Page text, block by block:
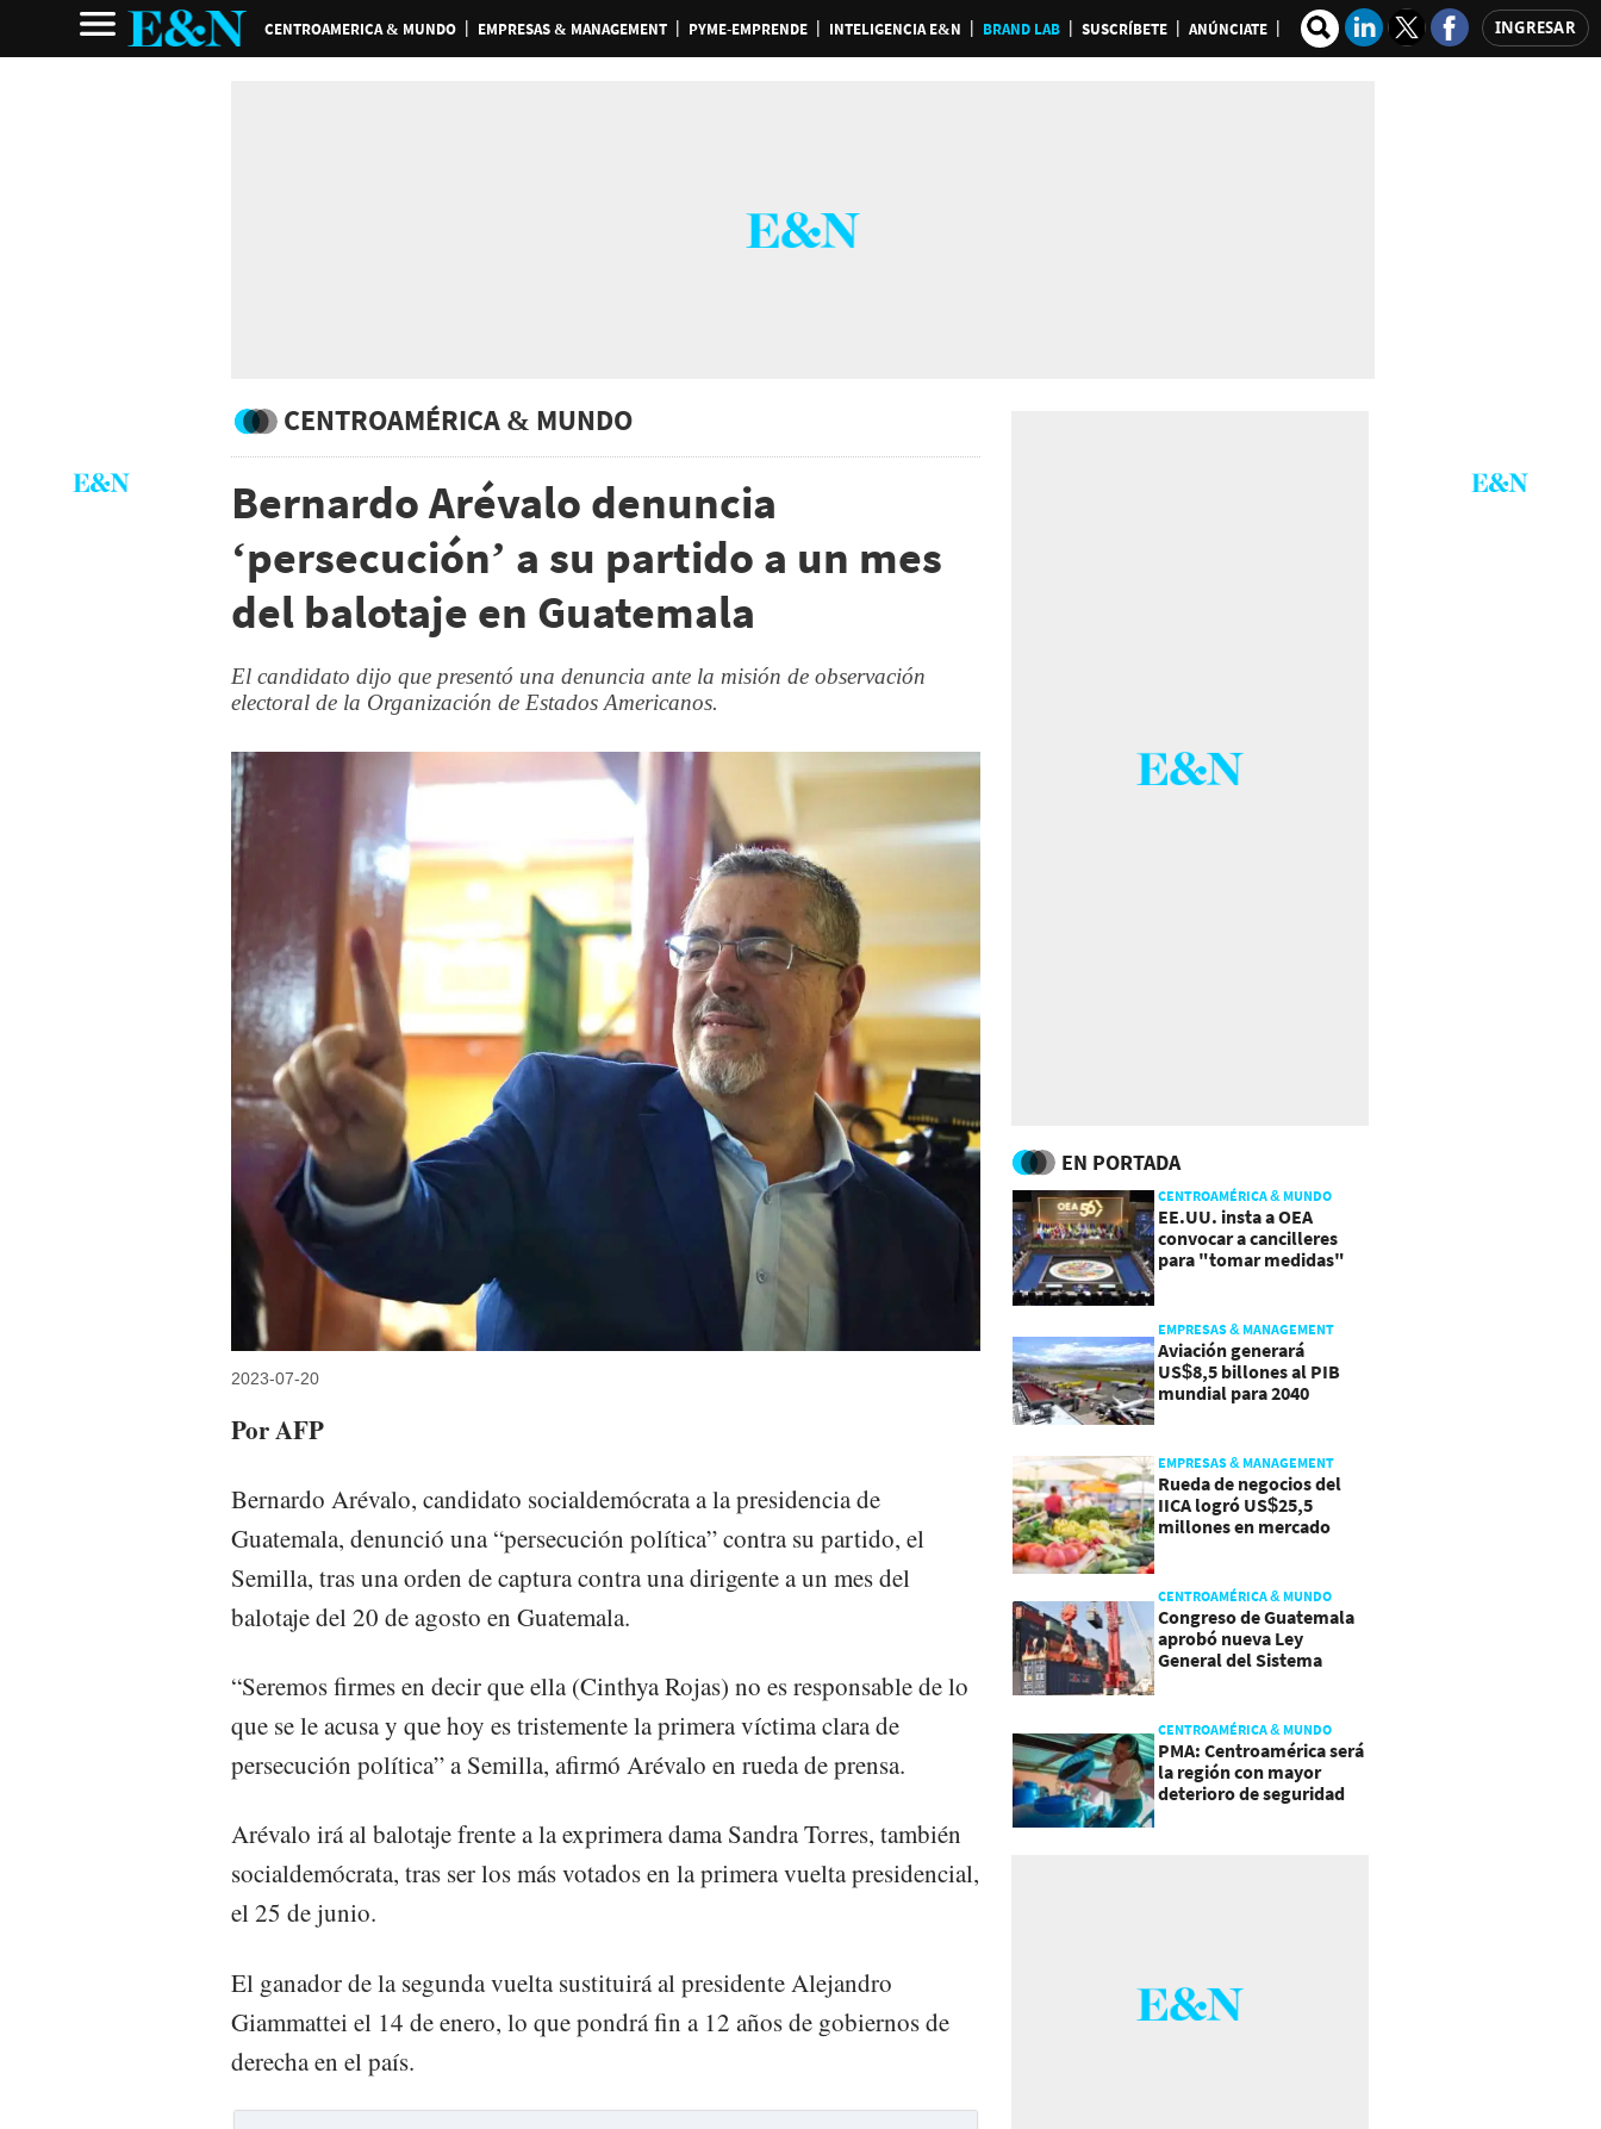
CENTROAMERICA & MUNDO EMPRESAS & MANAGEMENT PYME-EMPRENDE INTELIGENCIA E&N BRAND LAB SUSCRÍBETE ANÚNCIATE INGRESAR
CENTROAMÉRICA & MUNDO
Bernardo Arévalo denuncia
‘persecución’ a su partido a un mes
del balotaje en Guatemala
El candidato dijo que presentó una denuncia ante la misión de observación
electoral de la Organización de Estados Americanos.
2023-07-20
Por AFP
Bernardo Arévalo, candidato socialdemócrata a la presidencia de
Guatemala, denunció una “persecución política” contra su partido, el
Semilla, tras una orden de captura contra una dirigente a un mes del
balotaje del 20 de agosto en Guatemala.
“Seremos firmes en decir que ella (Cinthya Rojas) no es responsable de lo
que se le acusa y que hoy es tristemente la primera víctima clara de
persecución política” a Semilla, afirmó Arévalo en rueda de prensa.
Arévalo irá al balotaje frente a la exprimera dama Sandra Torres, también
socialdemócrata, tras ser los más votados en la primera vuelta presidencial,
el 25 de junio.
El ganador de la segunda vuelta sustituirá al presidente Alejandro
Giammattei el 14 de enero, lo que pondrá fin a 12 años de gobiernos de
derecha en el país.
EN PORTADA
CENTROAMÉRICA & MUNDO
EE.UU. insta a OEA
convocar a cancilleres
para "tomar medidas"
EMPRESAS & MANAGEMENT
Aviación generará
US$8,5 billones al PIB
mundial para 2040
EMPRESAS & MANAGEMENT
Rueda de negocios del
IICA logró US$25,5
millones en mercado
CENTROAMÉRICA & MUNDO
Congreso de Guatemala
aprobó nueva Ley
General del Sistema
CENTROAMÉRICA & MUNDO
PMA: Centroamérica será
la región con mayor
deterioro de seguridad